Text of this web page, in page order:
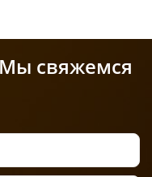
свяжемся